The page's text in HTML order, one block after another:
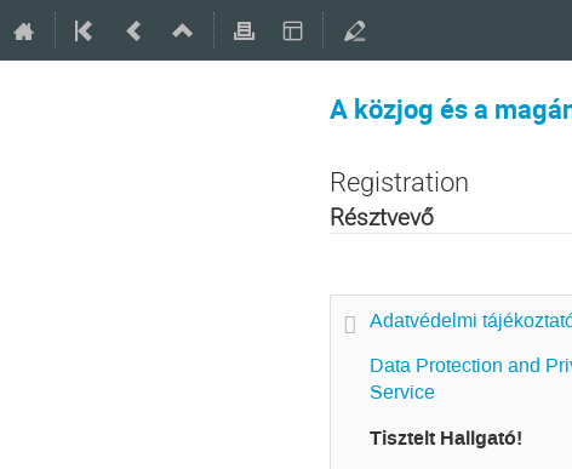
A közjog és a
Registration
Résztvevő
Adatvédelmi
Data Protection and
Service
Tisztelt Hallgató!